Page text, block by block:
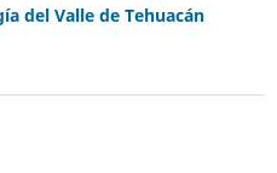
del Valle de Tehuacán